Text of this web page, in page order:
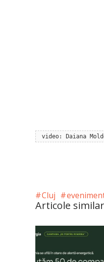
video: Daiana
Cluj
Articole